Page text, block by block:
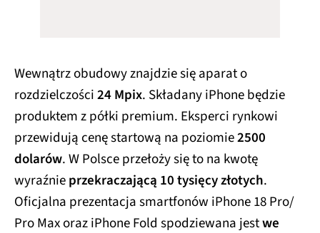
Wewnątrz obudowy znajdzie się aparat o
rozdzielczości24 Mpix. Składany iPhone będzie
produktem z półki premium. Eksperci rynkowi
przewidują cenę startową na poziomie2500
dolarów. W Polsce przełoży się to na kwotę
wyraźnieprzekraczającą 10 tysięcy złotych.
Oficjalna prezentacja smartfonów iPhone 18 Pro/
Pro Max oraz iPhone Fold spodziewana jestwe